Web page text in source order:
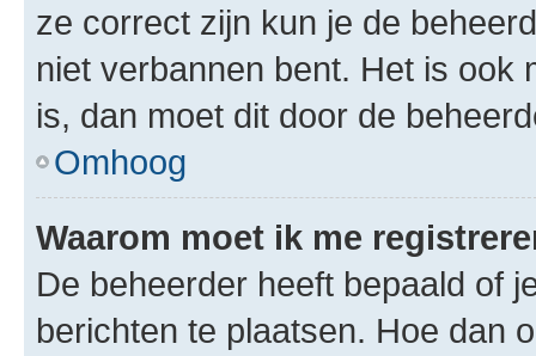
ze correct zijn kun je de
niet verbannen bent. Het is ook
is, dan moet dit door de
Omhoog
Waarom moet ik me
De beheerder heeft bepaald of
berichten te plaatsen. Hoe dan